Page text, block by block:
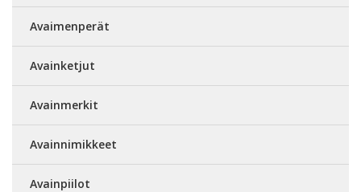
Avaimenperät
Avainketjut
Avainmerkit
Avainnimikkeet
Avainpiilot